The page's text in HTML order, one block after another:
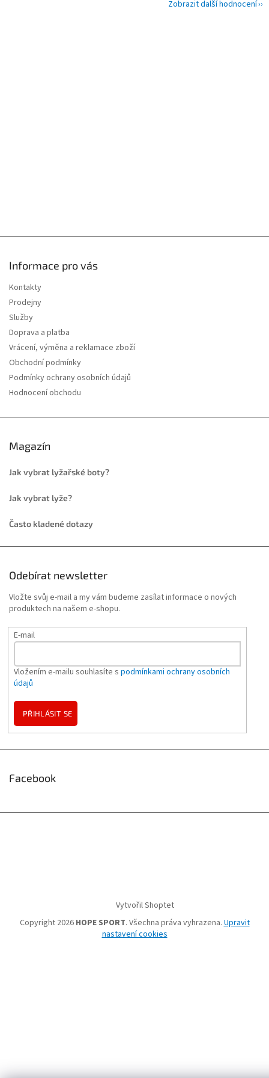
Zobrazit další hodnocení
Informace pro vás
Kontakty
Prodejny
Služby
Doprava a platba
Vrácení, výměna a reklamace zboží
Obchodní podmínky
Podmínky ochrany osobních údajů
Hodnocení obchodu
Magazín
Jak vybrat lyžařské boty?
Jak vybrat lyže?
Často kladené dotazy
Odebírat newsletter
Vložte svůj e-mail a my vám budeme zasílat informace o nových
produktech na našem e-shopu.
E-mail
Vložením e-mailu souhlasíte s podmínkami ochrany osobních
údajů
PŘIHLÁSIT SE
Facebook
Vytvořil Shoptet
Copyright 2026 HOPE SPORT. Všechna práva vyhrazena. Upravit
nastavení cookies